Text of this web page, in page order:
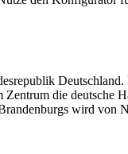
die deutsche
wird von